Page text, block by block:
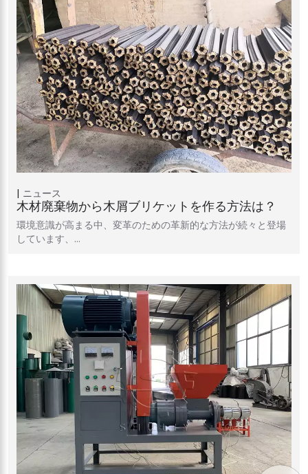
ニュース
木材廃棄物から木屑ブリケットを作る方法は？
環境意識が高まる中、変革のための革新的な方法が続々と登場
しています、…